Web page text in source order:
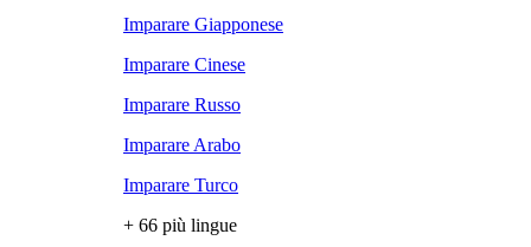
Imparare Giapponese
Imparare Cinese
Imparare Russo
Imparare Arabo
Imparare Turco
+ 66 più lingue